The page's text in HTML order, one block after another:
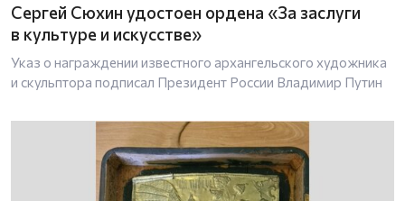
Сергей Сюхин удостоен ордена «За заслуги
в культуре и искусстве»
Указ о награждении известного архангельского художника
и скульптора подписал Президент России Владимир Путин